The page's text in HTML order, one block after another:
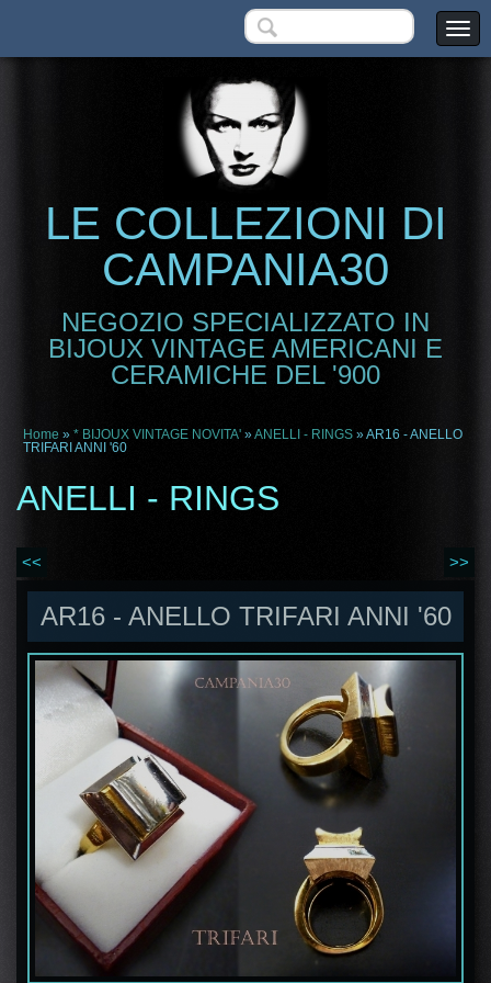
LE COLLEZIONI DI
CAMPANIA30
NEGOZIO SPECIALIZZATO IN
BIJOUX VINTAGE AMERICANI E
CERAMICHE DEL '900
Home » * BIJOUX VINTAGE NOVITA' »ANELLI - RINGS » AR16 - ANELLO
TRIFARI ANNI '60
ANELLI - RINGS
<< >>
AR16 - ANELLO TRIFARI ANNI '60